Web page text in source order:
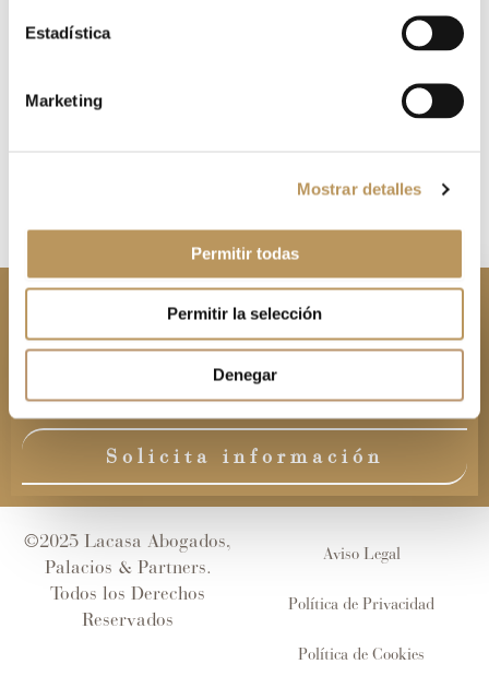
Estadística
Marketing
Mostrar detalles
Permitir todas
Permitir la selección
Denegar
UNIVERSIDAD SAN JORGE DE ZARAGOZA
Un año más, nuestro despacho ha sido invitado por la
Universidad San Jorge para participar en el VII
Contacta con
Lacasa Abogados, Palacios &
Partners
Solicita información
©2025 Lacasa Abogados,
Palacios & Partners.
Todos los Derechos
Reservados
Aviso Legal
Política de Privacidad
Política de Cookies